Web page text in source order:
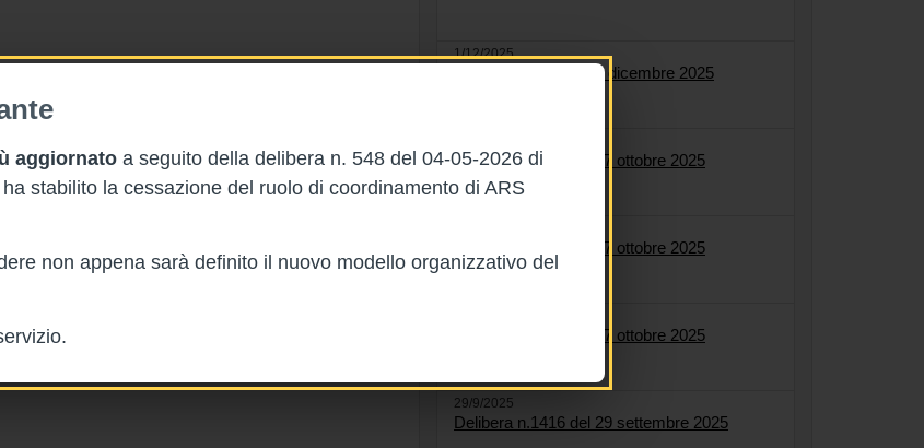
aggiornato a seguito della delibera n. 548 del 04-05-2026 di
stabilito la cessazione del ruolo di coordinamento di ARS
non appena sarà definito il nuovo modello organizzativo del
1/12/2025
Delibera n.1622 del 1 dicembre 2025
Delibera n.1561 del 27 ottobre 2025
Delibera n.1558 del 27 ottobre 2025
Delibera n.1564 del 27 ottobre 2025
29/9/2025
Delibera n.1416 del 29 settembre 2025